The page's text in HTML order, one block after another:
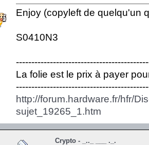
Enjoy (copyleft de quelqu'un
S0410N3
La folie est le prix à payer
http://forum.hardware.fr/hfr/
sujet_19265_1.htm
Crypto - _.._ ___ ._.